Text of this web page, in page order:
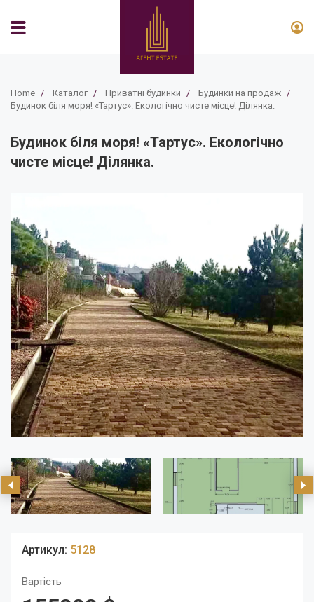
Home / Каталог / Приватні будинки / Будинки на продаж /
Будинок біля моря! «Тартус». Екологічно чисте місце! Ділянка.
Будинок біля моря! «Тартус». Екологічно
чисте місце! Ділянка.
Артикул: 5128
Вартість